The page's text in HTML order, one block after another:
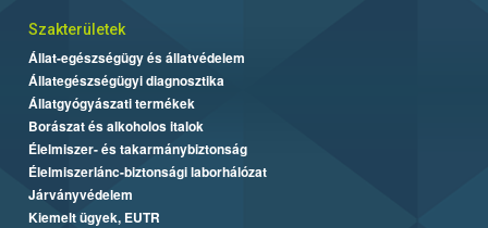
Szakterületek
Állat-egészségügy és állatvédelem
Állategészségügyi diagnosztika
Állatgyógyászati termékek
Borászat és alkoholos italok
Élelmiszer- és takarmánybiztonság
Élelmiszerlánc-biztonsági laborhálózat
Járványvédelem
Kiemelt ügyek, EUTR